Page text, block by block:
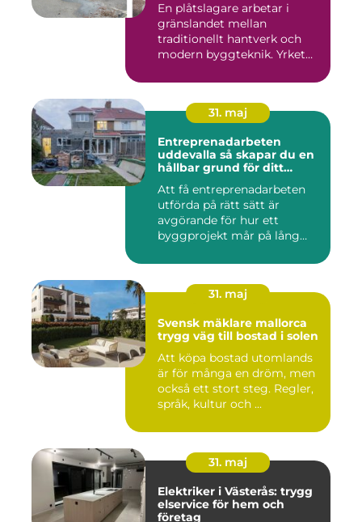
En plåtslagare arbetar i
gränslandet mellan
traditionellt hantverk och
modern byggteknik. Yrket
31. maj
Entreprenadarbeten
uddevalla så skapar du en
hållbar grund för ditt
Att få entreprenadarbeten
utförda på rätt sätt är
avgörande för hur ett
byggprojekt mår på lång
31. maj
Svensk mäklare mallorca
trygg väg till bostad i solen
Att köpa bostad utomlands
är för många en dröm, men
också ett stort steg. Regler,
språk, kultur och ...
31. maj
Elektriker i Västerås: trygg
elservice för hem och
företag